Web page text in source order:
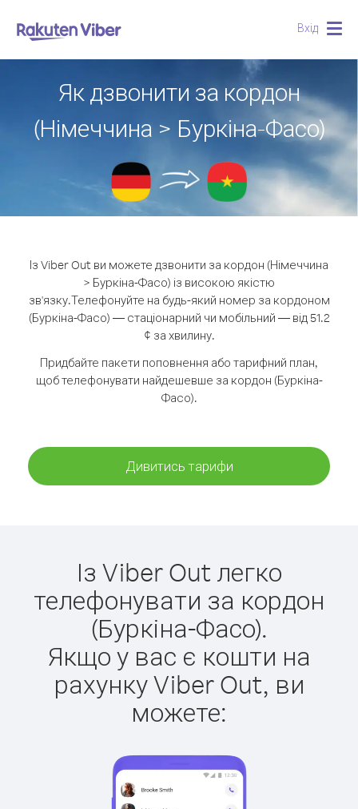
Вхід
Як дзвонити за кордон
(Німеччина > Буркіна-Фасо)
Із Viber Out ви можете дзвонити за кордон (Німеччина
> Буркіна-Фасо) із високою якістю
зв'язку.Телефонуйте на будь-який номер за кордоном
(Буркіна-Фасо) — стаціонарний чи мобільний — від 51.2
¢ за хвилину.
Придбайте пакети поповнення або тарифний план,
щоб телефонувати найдешевше за кордон (Буркіна-
Фасо).
Дивитись тарифи
Із Viber Out легко
телефонувати за кордон
(Буркіна-Фасо).
Якщо у вас є кошти на
рахунку Viber Out, ви
можете: